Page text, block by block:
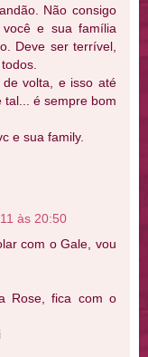
Não consigo
e sua família
Deve ser terrível,
volta, e isso até
tal... é sempre bom
e sua family.
às 20:50
com o Gale, vou
Rose, fica com o